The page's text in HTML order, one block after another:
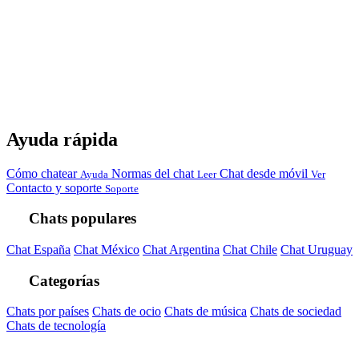
Ayuda rápida
Cómo chatear Ayuda Normas del chat Leer Chat desde móvil Ver
Contacto y soporte Soporte
Chats populares
Chat España Chat México Chat Argentina Chat Chile Chat Uruguay
Categorías
Chats por países Chats de ocio Chats de música Chats de sociedad
Chats de tecnología